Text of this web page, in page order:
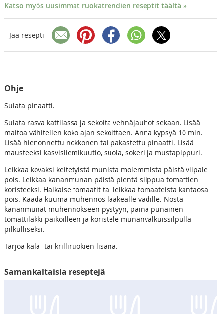
Katso myös uusimmat ruokatrendien reseptit täältä »
Jaa resepti
Ohje
Sulata pinaatti.
Sulata rasva kattilassa ja sekoita vehnäjauhot sekaan. Lisää
maitoa vähitellen koko ajan sekoittaen. Anna kypsyä 10 min.
Lisää hienonnettu nokkonen tai pakastettu pinaatti. Lisää
mausteeksi kasvisliemikuutio, suola, sokeri ja mustapippuri.
Leikkaa kovaksi keitetyistä munista molemmista päistä viipale
pois. Leikkaa kananmunan päistä pientä silppua tomattien
koristeeksi. Halkaise tomaatit tai leikkaa tomaateista kantaosa
pois. Kaada kuuma muhennos laakealle vadille. Nosta
kananmunat muhennokseen pystyyn, paina punainen
tomattilakki paikoilleen ja koristele munanvalkuissilpulla
pilkulliseksi.
Tarjoa kala- tai krilliruokien lisänä.
Samankaltaisia reseptejä